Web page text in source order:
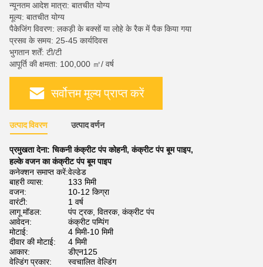
न्यूनतम आदेश मात्रा: बातचीत योग्य
मूल्य: बातचीत योग्य
पैकेजिंग विवरण: लकड़ी के बक्सों या लोहे के रैक में पैक किया गया
प्रसव के समय: 25-45 कार्यदिवस
भुगतान शर्तें: टी/टी
आपूर्ति की क्षमता: 100,000 ㎡/ वर्ष
सर्वोत्तम मूल्य प्राप्त करें
उत्पाद विवरण उत्पाद वर्णन
प्रमुखता देना:चिकनी कंक्रीट पंप कोहनी,कंक्रीट पंप बूम पाइप,
हल्के वजन का कंक्रीट पंप बूम पाइप
कनेक्शन समाप्त करें:वेल्डेड
बाहरी व्यास:
133 मिमी
वजन:
10-12 किग्रा
वारंटी:
1 वर्ष
लागू मॉडल:
पंप ट्रक, वितरक, कंक्रीट पंप
आवेदन:
कंक्रीट पम्पिंग
मोटाई:
4 मिमी-10 मिमी
दीवार की मोटाई:
4 मिमी
आकार:
डीएन125
वेल्डिंग प्रकार:
स्वचालित वेल्डिंग